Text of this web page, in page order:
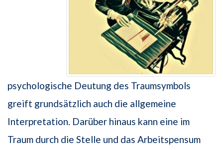
psychologische Deutung des Traumsymbols
greift grundsätzlich auch die allgemeine
Interpretation. Darüber hinaus kann eine im
Traum durch die Stelle und das Arbeitspensum